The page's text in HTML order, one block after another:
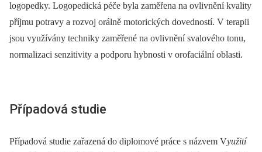
logopedky. Logopedická péče byla zaměřena na ovlivnění kvality
příjmu potravy a rozvoj orálně motorických dovedností. V terapii
jsou využívány techniky zaměřené na ovlivnění svalového tonu,
normalizaci senzitivity a podporu hybnosti v orofaciální oblasti.
Případová studie
Případová studie zařazená do diplomové práce s názvem Využití